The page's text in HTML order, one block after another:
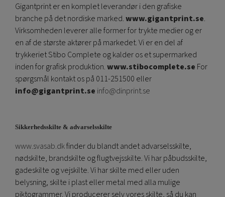
Gigantprint er en komplet leverandør i den grafiske
branche på det nordiske marked.www.gigantprint.se.
Virksomheden leverer alle former for trykte medier og er
en af ​​de største aktører på markedet. Vi er en del af
trykkeriet Stibo Complete og kalder os et supermarked
inden for grafisk produktion.www.stibocomplete.se For
spørgsmål kontakt os på 011-251500 eller
info@gigantprint.se info@dinprint.se
Sikkerhedsskilte & advarselsskilte
www.svasab.dkfinder du blandt andet advarselsskilte,
nødskilte, brandskilte og flugtvejsskilte. Vi har påbudsskilte,
gadeskilte og vejskilte. Vi har skilte med eller uden
belysning, skilte i plast eller metal med alla mulige
piktogrammer. Vi producerer selv vores skilte, så du kan